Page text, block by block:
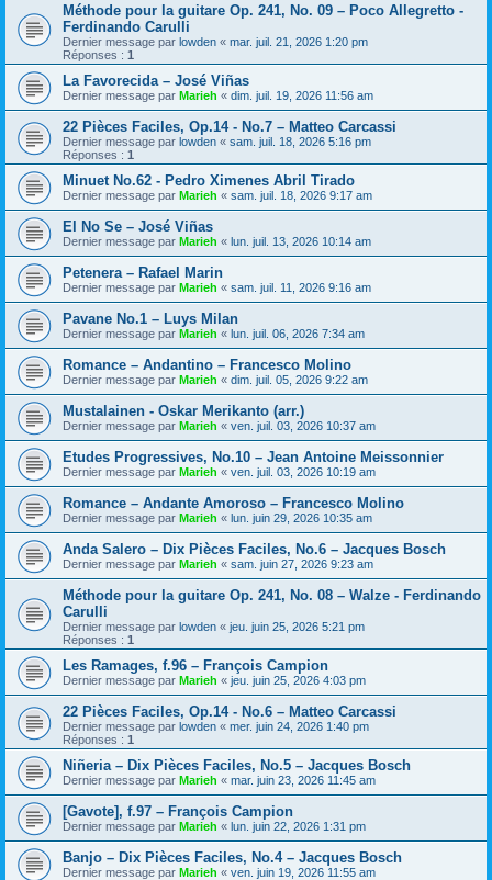
Méthode pour la guitare Op. 241, No. 09 – Poco Allegretto -
Ferdinando Carulli
Dernier message par lowden « mar. juil. 21, 2026 1:20 pm
Réponses : 1
La Favorecida – José Viñas
Dernier message par Marieh « dim. juil. 19, 2026 11:56 am
22 Pièces Faciles, Op.14 - No.7 – Matteo Carcassi
Dernier message par lowden « sam. juil. 18, 2026 5:16 pm
Réponses : 1
Minuet No.62 - Pedro Ximenes Abril Tirado
Dernier message par Marieh « sam. juil. 18, 2026 9:17 am
El No Se – José Viñas
Dernier message par Marieh « lun. juil. 13, 2026 10:14 am
Petenera – Rafael Marin
Dernier message par Marieh « sam. juil. 11, 2026 9:16 am
Pavane No.1 – Luys Milan
Dernier message par Marieh « lun. juil. 06, 2026 7:34 am
Romance – Andantino – Francesco Molino
Dernier message par Marieh « dim. juil. 05, 2026 9:22 am
Mustalainen - Oskar Merikanto (arr.)
Dernier message par Marieh « ven. juil. 03, 2026 10:37 am
Etudes Progressives, No.10 – Jean Antoine Meissonnier
Dernier message par Marieh « ven. juil. 03, 2026 10:19 am
Romance – Andante Amoroso – Francesco Molino
Dernier message par Marieh « lun. juin 29, 2026 10:35 am
Anda Salero – Dix Pièces Faciles, No.6 – Jacques Bosch
Dernier message par Marieh « sam. juin 27, 2026 9:23 am
Méthode pour la guitare Op. 241, No. 08 – Walze - Ferdinando
Carulli
Dernier message par lowden « jeu. juin 25, 2026 5:21 pm
Réponses : 1
Les Ramages, f.96 – François Campion
Dernier message par Marieh « jeu. juin 25, 2026 4:03 pm
22 Pièces Faciles, Op.14 - No.6 – Matteo Carcassi
Dernier message par lowden « mer. juin 24, 2026 1:40 pm
Réponses : 1
Niñeria – Dix Pièces Faciles, No.5 – Jacques Bosch
Dernier message par Marieh « mar. juin 23, 2026 11:45 am
[Gavote], f.97 – François Campion
Dernier message par Marieh « lun. juin 22, 2026 1:31 pm
Banjo – Dix Pièces Faciles, No.4 – Jacques Bosch
Dernier message par Marieh « ven. juin 19, 2026 11:55 am